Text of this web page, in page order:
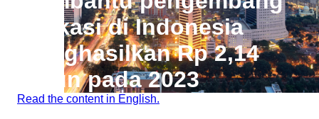
aplikasi di Indonesia
menghasilkan Rp 2,14
triliun pada 2023
Read the content in English.